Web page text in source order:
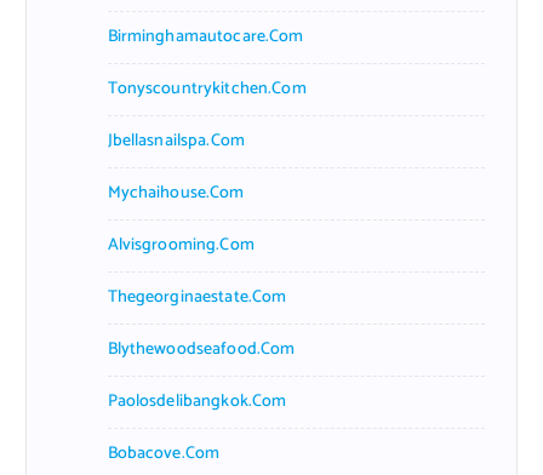
Birminghamautocare.com
Tonyscountrykitchen.com
Jbellasnailspa.com
Mychaihouse.com
Alvisgrooming.com
Thegeorginaestate.com
Blythewoodseafood.com
Paolosdelibangkok.com
Bobacove.com